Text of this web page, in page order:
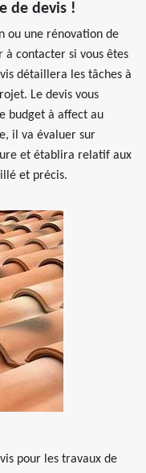
de devis !
ou une rénovation de
à contacter si vous êtes
détaillera les tâches à
Le devis vous
budget à affect au
il va évaluer sur
et établira relatif aux
et précis.
pour les travaux de